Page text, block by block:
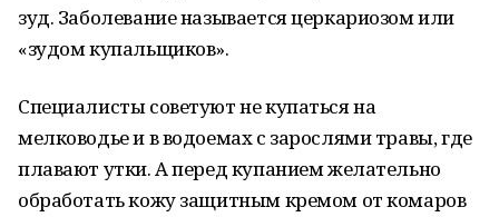
зуд. Заболевание называется церкариозом или
«зудом купальщиков».
Специалисты советуют не купаться на
мелководье и в водоемах с зарослями травы, где
плавают утки. А перед купанием желательно
обработать кожу защитным кремом от комаров